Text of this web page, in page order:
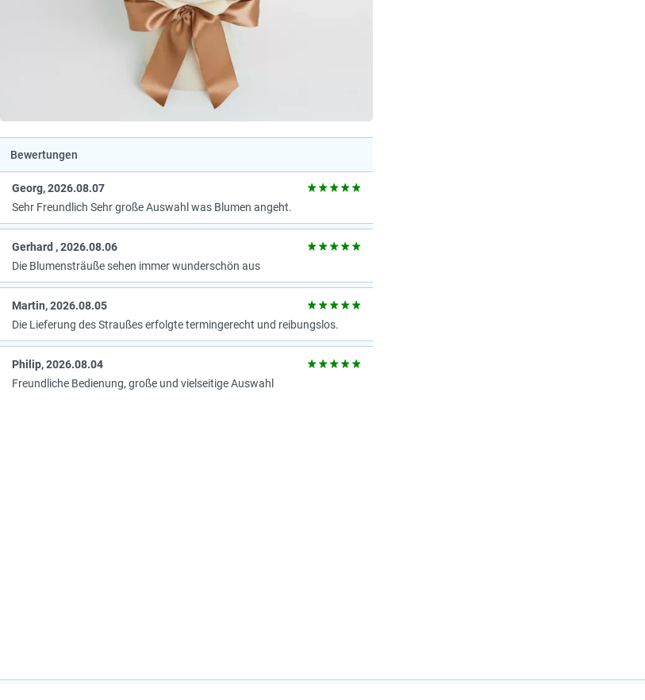
Bewertungen
Georg, 2026.08.07
Sehr Freundlich Sehr große Auswahl was Blumen angeht.
Gerhard , 2026.08.06
Die Blumensträuße sehen immer wunderschön aus
Martin, 2026.08.05
Die Lieferung des Straußes erfolgte termingerecht und reibungslos.
Philip, 2026.08.04
Freundliche Bedienung, große und vielseitige Auswahl